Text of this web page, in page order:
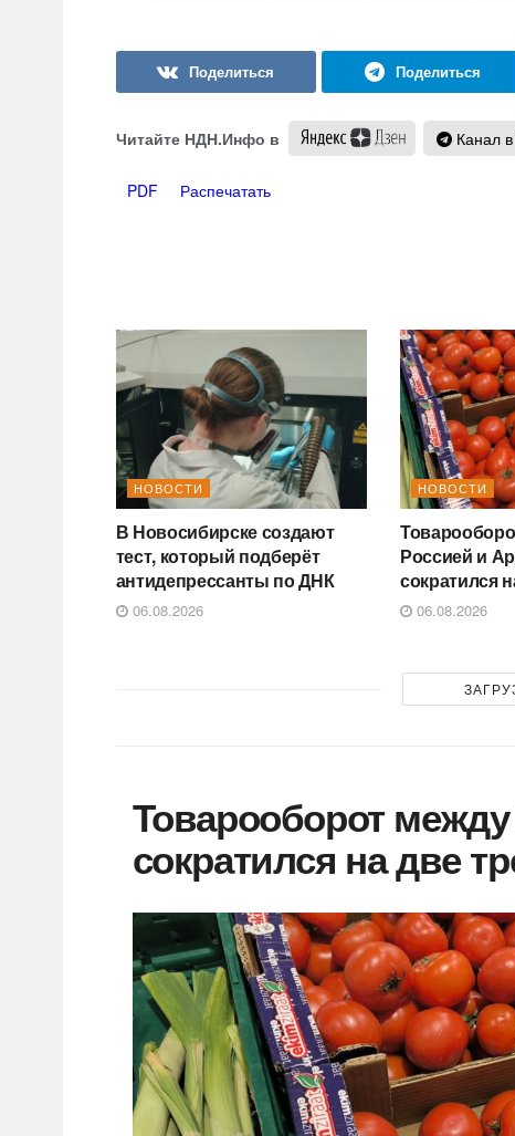
Читайте НДН.Инфо в Канал в
PDF Распечатать
НОВОСТИ
В Новосибирске создают
тест, который подберёт
антидепрессанты по ДНК
06.08.2026
НОВОСТИ
Россией и
сократился
06.08.2026
Товарооборот
сократился на две